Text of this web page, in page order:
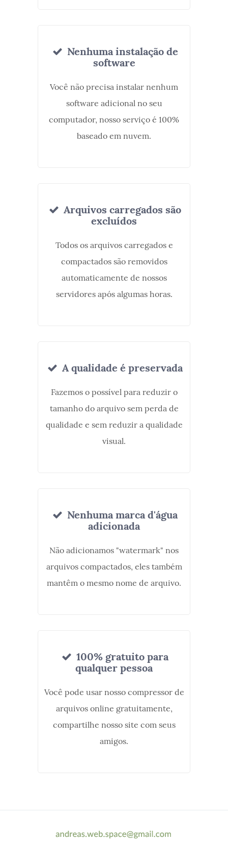
Nenhuma instalação de
software
Você não precisa instalar nenhum
software adicional no seu
computador, nosso serviço é 100%
baseado em nuvem.
Arquivos carregados são
excluídos
Todos os arquivos carregados e
compactados são removidos
automaticamente de nossos
servidores após algumas horas.
A qualidade é preservada
Fazemos o possível para reduzir o
tamanho do arquivo sem perda de
qualidade e sem reduzir a qualidade
visual.
Nenhuma marca d'água
adicionada
Não adicionamos "watermark" nos
arquivos compactados, eles também
mantêm o mesmo nome de arquivo.
100% gratuito para
qualquer pessoa
Você pode usar nosso compressor de
arquivos online gratuitamente,
compartilhe nosso site com seus
amigos.